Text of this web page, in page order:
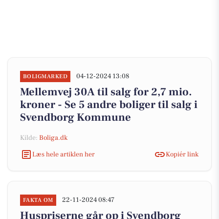
BOLIGMARKED 04-12-2024 13:08
Mellemvej 30A til salg for 2,7 mio.
kroner - Se 5 andre boliger til salg i
Svendborg Kommune
Kilde: Boliga.dk
Læs hele artiklen her
Kopiér link
FAKTA OM 22-11-2024 08:47
Huspriserne går op i Svendborg